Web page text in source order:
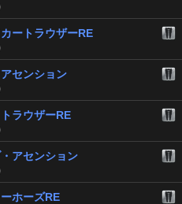
ートラウザーRE
センション
ラウザーRE
アセンション
ホーズRE